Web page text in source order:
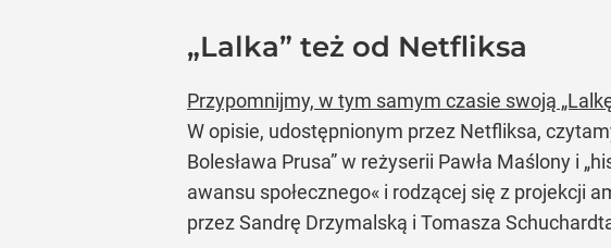
„Lalka” też od Netfliksa
Przypomnijmy, w tym samym czasie swoją
W opisie, udostępnionym przez Netfliksa,
Bolesława Prusa” w reżyserii Pawła Maślony i
awansu społecznego« i rodzącej się z projekcji
przez Sandrę Drzymalską i Tomasza